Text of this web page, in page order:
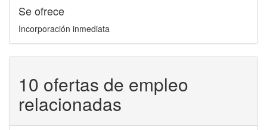
Se ofrece
Incorporación inmediata
10 ofertas de empleo
relacionadas